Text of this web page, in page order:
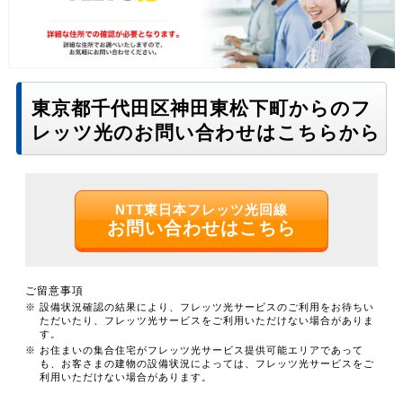
東京都千代田区神田東松下町からのフ
レッツ光のお問い合わせはこちらから
NTT東日本フレッツ光回線
お問い合わせはこちら
ご留意事項
※ 設備状況確認の結果により、フレッツ光サービスのご利用をお待ちい
ただいたり、フレッツ光サービスをご利用いただけない場合がありま
す。
※ お住まいの集合住宅がフレッツ光サービス提供可能エリアであって
も、お客さまの建物の設備状況によっては、フレッツ光サービスをご
利用いただけない場合があります。